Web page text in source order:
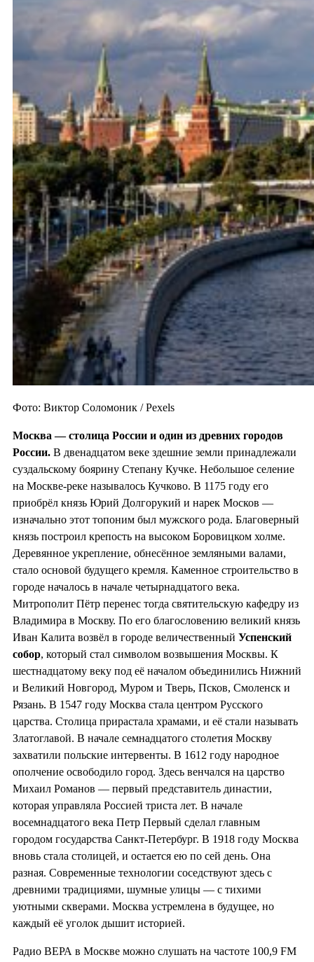
Фото: Виктор Соломоник / Pexels
Москва — столица России и один из древних городов
России. В двенадцатом веке здешние земли принадлежали
суздальскому боярину Степану Кучке. Небольшое селение
на Москве-реке называлось Кучково. В 1175 году его
приобрёл князь Юрий Долгорукий и нарек Москов —
изначально этот топоним был мужского рода. Благоверный
князь построил крепость на высоком Боровицком холме.
Деревянное укрепление, обнесённое земляными валами,
стало основой будущего кремля. Каменное строительство в
городе началось в начале четырнадцатого века.
Митрополит Пётр перенес тогда святительскую кафедру из
Владимира в Москву. По его благословению великий князь
Иван Калита возвёл в городе величественный Успенский
собор, который стал символом возвышения Москвы. К
шестнадцатому веку под её началом объединились Нижний
и Великий Новгород, Муром и Тверь, Псков, Смоленск и
Рязань. В 1547 году Москва стала центром Русского
царства. Столица прирастала храмами, и её стали называть
Златоглавой. В начале семнадцатого столетия Москву
захватили польские интервенты. В 1612 году народное
ополчение освободило город. Здесь венчался на царство
Михаил Романов — первый представитель династии,
которая управляла Россией триста лет. В начале
восемнадцатого века Петр Первый сделал главным
городом государства Санкт-Петербург. В 1918 году Москва
вновь стала столицей, и остается ею по сей день. Она
разная. Современные технологии соседствуют здесь с
древними традициями, шумные улицы — с тихими
уютными скверами. Москва устремлена в будущее, но
каждый её уголок дышит историей.
Радио ВЕРА в Москве можно слушать на частоте 100,9 FM